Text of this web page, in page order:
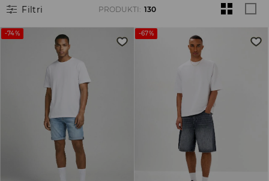
Filtri PRODUKTI : 130
-74% -67%